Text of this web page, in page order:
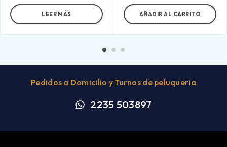
LEER MÁS AÑADIR AL CARRITO
Pedidos a Domicilio y Turnos de peluqueria
2235 503897